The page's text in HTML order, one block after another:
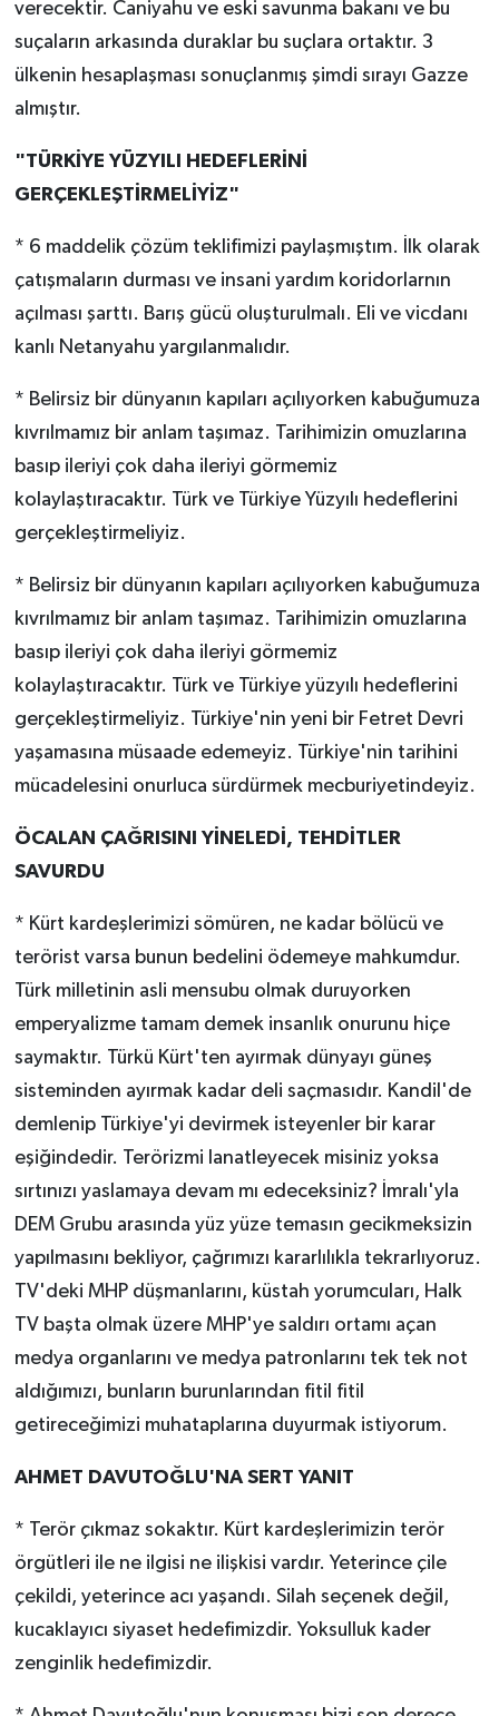
verecektir. Caniyahu ve eski savunma bakanı ve bu
suçaların arkasında duraklar bu suçlara ortaktır. 3
ülkenin hesaplaşması sonuçlanmış şimdi sırayı Gazze
almıştır.
"TÜRKİYE YÜZYILI HEDEFLERİNİ
GERÇEKLEŞTİRMELİYİZ"
* 6 maddelik çözüm teklifimizi paylaşmıştım. İlk olarak
çatışmaların durması ve insani yardım koridorlarnın
açılması şarttı. Barış gücü oluşturulmalı. Eli ve vicdanı
kanlı Netanyahu yargılanmalıdır.
* Belirsiz bir dünyanın kapıları açılıyorken kabuğumuza
kıvrılmamız bir anlam taşımaz. Tarihimizin omuzlarına
basıp ileriyi çok daha ileriyi görmemiz
kolaylaştıracaktır. Türk ve Türkiye Yüzyılı hedeflerini
gerçekleştirmeliyiz.
* Belirsiz bir dünyanın kapıları açılıyorken kabuğumuza
kıvrılmamız bir anlam taşımaz. Tarihimizin omuzlarına
basıp ileriyi çok daha ileriyi görmemiz
kolaylaştıracaktır. Türk ve Türkiye yüzyılı hedeflerini
gerçekleştirmeliyiz. Türkiye'nin yeni bir Fetret Devri
yaşamasına müsaade edemeyiz. Türkiye'nin tarihini
mücadelesini onurluca sürdürmek mecburiyetindeyiz.
ÖCALAN ÇAĞRISINI YİNELEDİ, TEHDİTLER
SAVURDU
* Kürt kardeşlerimizi sömüren, ne kadar bölücü ve
terörist varsa bunun bedelini ödemeye mahkumdur.
Türk milletinin asli mensubu olmak duruyorken
emperyalizme tamam demek insanlık onurunu hiçe
saymaktır. Türkü Kürt'ten ayırmak dünyayı güneş
sisteminden ayırmak kadar deli saçmasıdır. Kandil'de
demlenip Türkiye'yi devirmek isteyenler bir karar
eşiğindedir. Terörizmi lanatleyecek misiniz yoksa
sırtınızı yaslamaya devam mı edeceksiniz? İmralı'yla
DEM Grubu arasında yüz yüze temasın gecikmeksizin
yapılmasını bekliyor, çağrımızı kararlılıkla tekrarlıyoruz.
TV'deki MHP düşmanlarını, küstah yorumcuları, Halk
TV başta olmak üzere MHP'ye saldırı ortamı açan
medya organlarını ve medya patronlarını tek tek not
aldığımızı, bunların burunlarından fitil fitil
getireceğimizi muhataplarına duyurmak istiyorum.
AHMET DAVUTOĞLU'NA SERT YANIT
* Terör çıkmaz sokaktır. Kürt kardeşlerimizin terör
örgütleri ile ne ilgisi ne ilişkisi vardır. Yeterince çile
çekildi, yeterince acı yaşandı. Silah seçenek değil,
kucaklayıcı siyaset hedefimizdir. Yoksulluk kader
zenginlik hedefimizdir.